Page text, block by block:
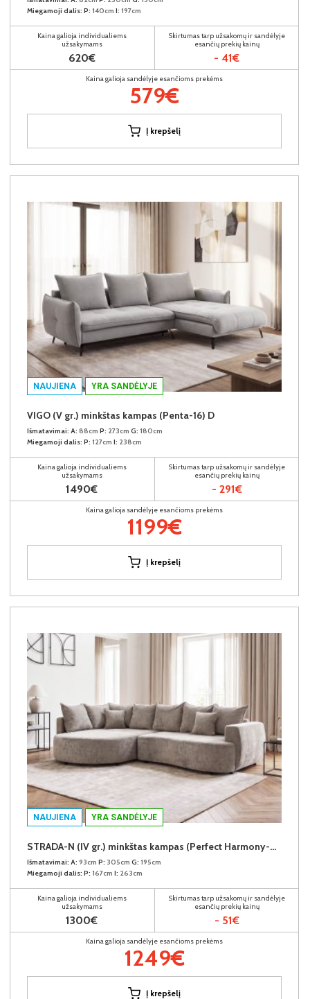
Miegamoji dalis: P: 140cm I: 197cm
Kaina galioja individualiems
užsakymams
620€
Skirtumas tarp užsakomų ir sandėlyje
esančių prekių kainų
- 41€
Kaina galioja sandėlyje esančioms prekėms
579€
Į krepšelį
NAUJIENA YRA SANDĖLYJE
VIGO (V gr.) minkštas kampas (Penta-16) D
Išmatavimai: A: 88cm P: 273cm G: 180cm
Miegamoji dalis: P: 127cm I: 238cm
Kaina galioja individualiems
užsakymams
1490€
Skirtumas tarp užsakomų ir sandėlyje
esančių prekių kainų
- 291€
Kaina galioja sandėlyje esančioms prekėms
1199€
Į krepšelį
NAUJIENA YRA SANDĖLYJE
STRADA-N (IV gr.) minkštas kampas (Perfect Harmony-04) K
Išmatavimai: A: 93cm P: 305cm G: 195cm
Miegamoji dalis: P: 167cm I: 263cm
Kaina galioja individualiems
užsakymams
1300€
Skirtumas tarp užsakomų ir sandėlyje
esančių prekių kainų
- 51€
Kaina galioja sandėlyje esančioms prekėms
1249€
Į krepšelį